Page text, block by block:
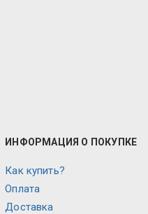
ИНФОРМАЦИЯ О ПОКУПКЕ
Как купить?
Оплата
Доставка